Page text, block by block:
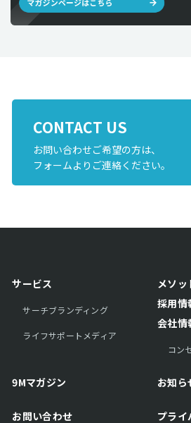
CONTACT US
お問い合わせご希望の方は、
フォームよりご連絡ください。
サービス
サーチブランディング
ライフサポートメディア
メソッ
採用情
会社情
コン
9Mマガジン お知ら
お問い合わせ プライ